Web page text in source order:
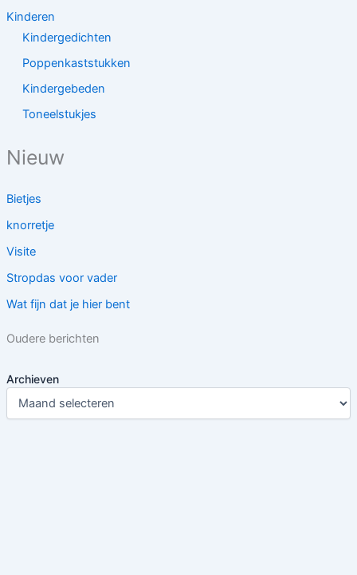
Kinderen
Kindergedichten
Poppenkaststukken
Kindergebeden
Toneelstukjes
Nieuw
Bietjes
knorretje
Visite
Stropdas voor vader
Wat fijn dat je hier bent
Oudere berichten
Archieven